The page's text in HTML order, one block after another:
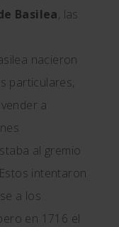
Basilea, las
nacieron
particulares,
a
al gremio
intentaron
a los
en 1716 el